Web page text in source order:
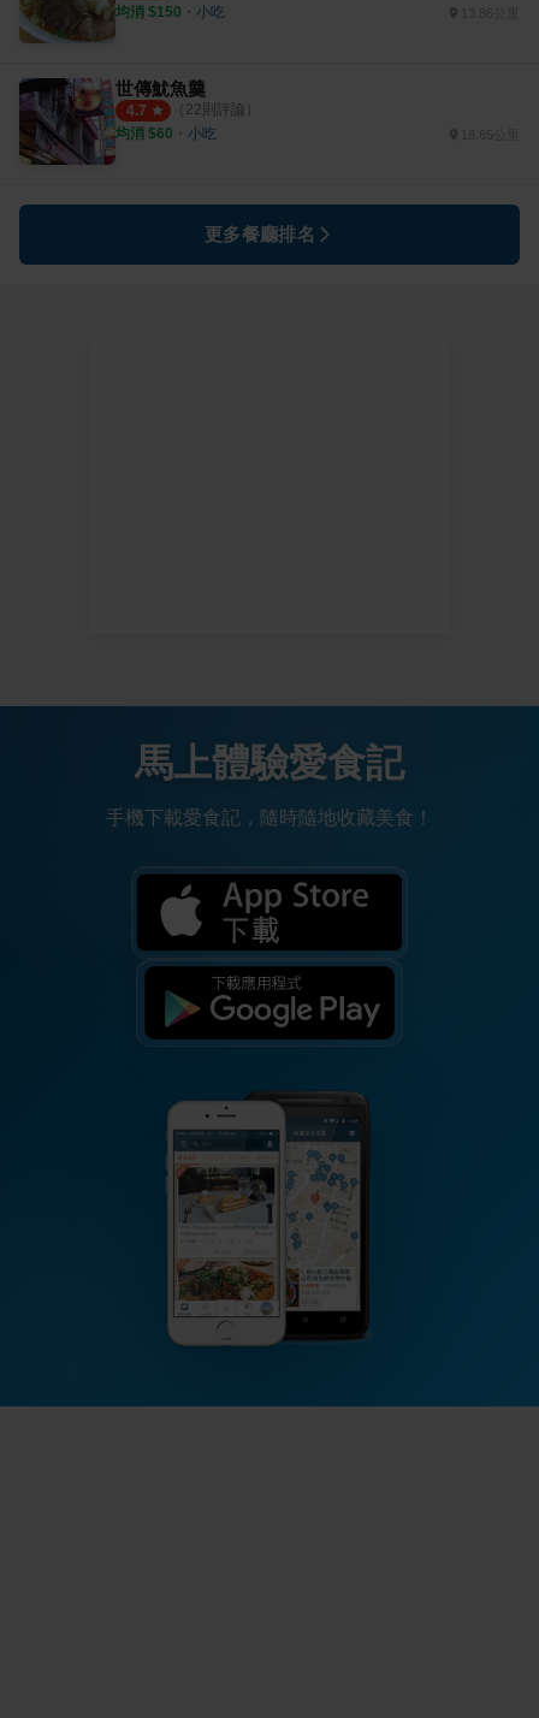
均消 $150 ・ 小吃
世傳魷魚羹
4.7 （ 22則評論）
均消 $60 ・ 小吃 18.65公里
更多餐廳排名
馬上體驗愛食記
手機下載愛食記，隨時隨地收藏美食！